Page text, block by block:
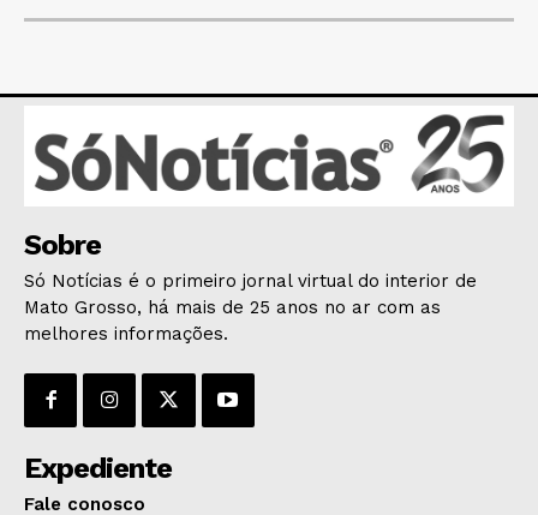
POLÍTICA
OPINIÃO
GERAL
EDUCAÇÃO
SAÚDE
AGRONOTÍCIAS
ÚLTIMAS NOTÍCIAS
Sobre
Só Notícias é o primeiro jornal virtual do interior de
Mato Grosso, há mais de 25 anos no ar com as
melhores informações.
Expediente
Fale conosco